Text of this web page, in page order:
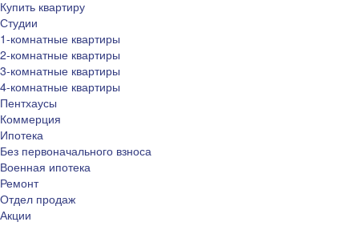
Купить квартиру
Студии
1-комнатные квартиры
2-комнатные квартиры
3-комнатные квартиры
4-комнатные квартиры
Пентхаусы
Коммерция
Ипотека
Без первоначального взноса
Военная ипотека
Ремонт
Отдел продаж
Акции